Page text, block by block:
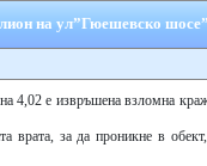
на ул”Гюешевско
4,02 е извръшена взломна
врата, за да проникне в